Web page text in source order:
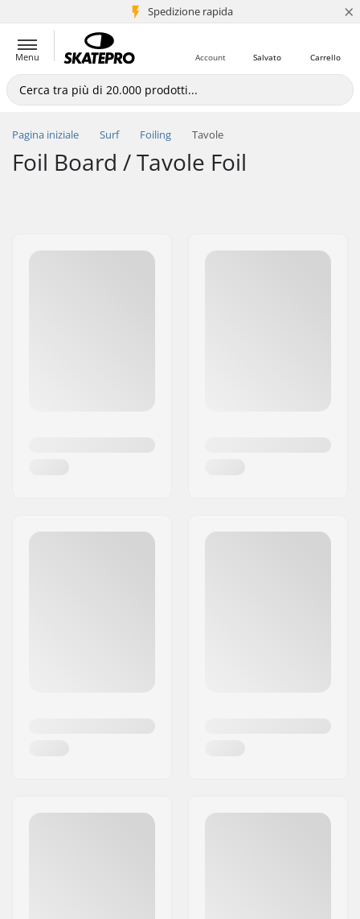
Spedizione rapida
+5 mln di clienti ×
Menu Carrello
Salvato
Account
Pagina iniziale Surf Foiling Tavole
Foil Board / Tavole Foil